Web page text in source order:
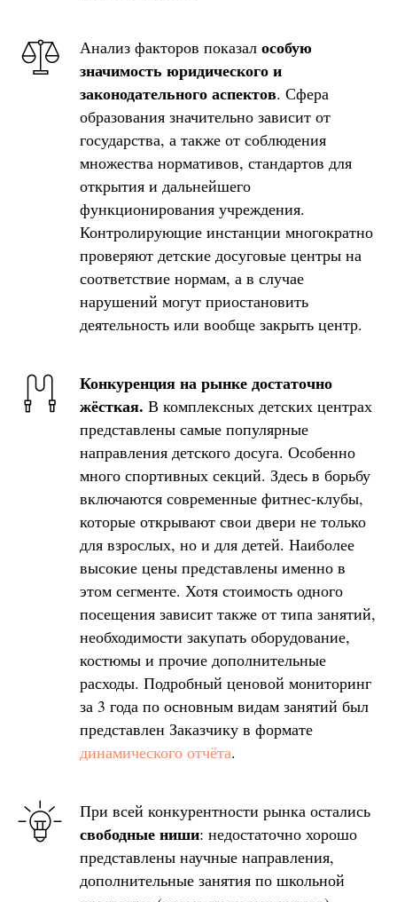
Анализ факторов показал особую
значимость юридического и
законодательного аспектов. Сфера
образования значительно зависит от
государства, а также от соблюдения
множества нормативов, стандартов для
открытия и дальнейшего
функционирования учреждения.
Контролирующие инстанции многократно
проверяют детские досуговые центры на
соответствие нормам, а в случае
нарушений могут приостановить
деятельность или вообще закрыть центр.
Конкуренция на рынке достаточно
жёсткая. В комплексных детских центрах
представлены самые популярные
направления детского досуга. Особенно
много спортивных секций. Здесь в борьбу
включаются современные фитнес-клубы,
которые открывают свои двери не только
для взрослых, но и для детей. Наиболее
высокие цены представлены именно в
этом сегменте. Хотя стоимость одного
посещения зависит также от типа занятий,
необходимости закупать оборудование,
костюмы и прочие дополнительные
расходы. Подробный ценовой мониторинг
за 3 года по основным видам занятий был
представлен Заказчику в формате
динамического отчёта.
При всей конкурентности рынка остались
свободные ниши: недостаточно хорошо
представлены научные направления,
дополнительные занятия по школьной